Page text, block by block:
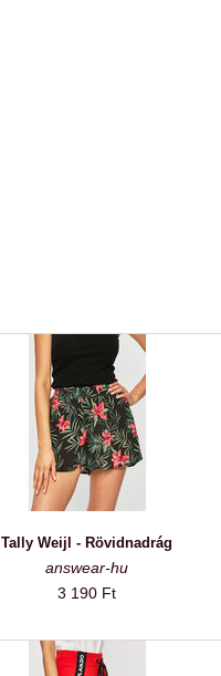
Tally Weijl - Rövidnadrág
answear-hu
3 190 Ft